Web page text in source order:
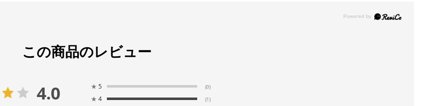
この商品のレビュー
4.0 ★ 5 (0)
★ 4 (1)